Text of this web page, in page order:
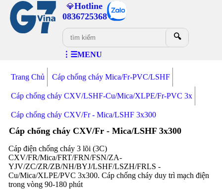
💎Hotline
0836725368
🔍
⋮☰MENU
Trang Chủ Cáp chống cháy Mica/Fr-PVC/LSHF
Cáp chống cháy CXV/LSHF-Cu/Mica/XLPE/Fr-PVC 3x
Cáp chống cháy CXV/Fr - Mica/LSHF 3x300
Cáp chống cháy CXV/Fr - Mica/LSHF 3x300
Cáp điện chống cháy 3 lõi (3C)
CXV/FR/Mica/FRT/FRN/FSN/ZA-
YJV/ZC/ZR/ZB/NH/BYJ/LSHF/LSZH/FRLS -
Cu/Mica/XLPE/PVC 3x300. Cáp chống cháy duy trì mạch điện
trong vòng 90-180 phút